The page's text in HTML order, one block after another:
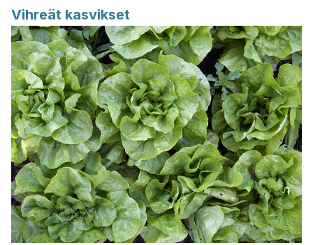
Vihreät kasvikset